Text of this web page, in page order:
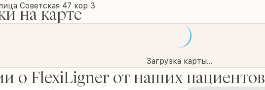
Советская 47 кор 3
на карте
Загрузка карты...
о FlexiLigner от наших пациентов